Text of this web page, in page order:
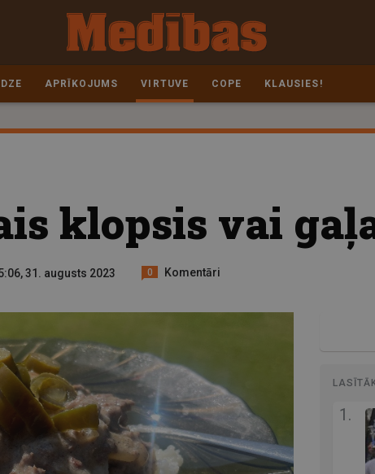
APRĪKOJUMS VIRTUVE COPE KLAUSIES!
klopsis vai
31. augusts 2023 0 Komentāri